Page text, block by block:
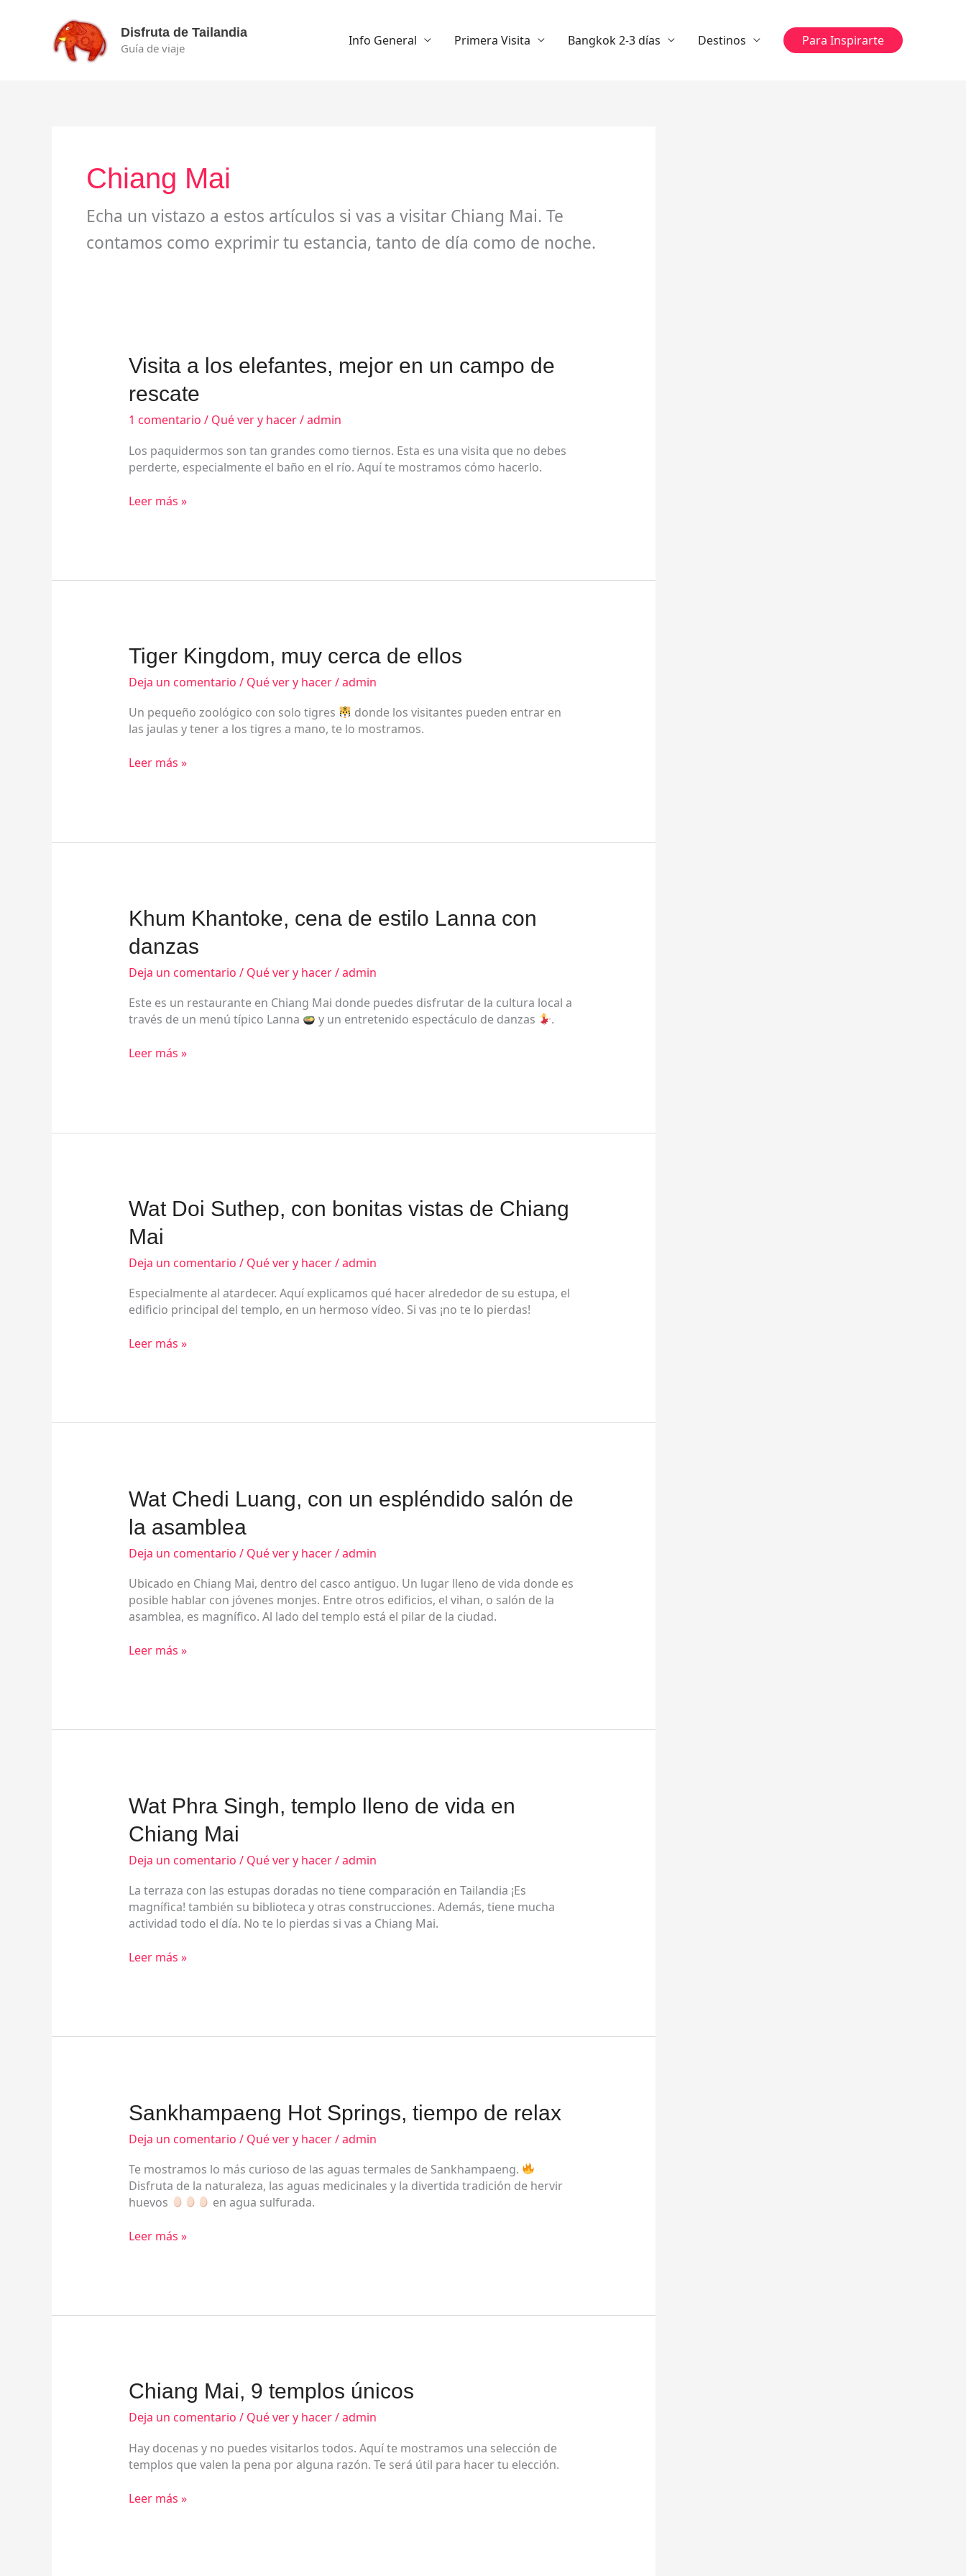
contenido
Disfruta de Tailandia
Guía de viaje
Info General Primera Visita Bangkok 2-3 días Destinos Para Inspirarte
Chiang Mai
Echa un vistazo a estos artículos si vas a visitar Chiang Mai. Te
contamos como exprimir tu estancia, tanto de día como de noche.
Visita a los elefantes, mejor en un campo de
rescate
1 comentario / Qué ver y hacer/admin
Los paquidermos son tan grandes como tiernos. Esta es una visita que no debes
perderte, especialmente el baño en el río. Aquí te mostramos cómo hacerlo.
Visita
a
los
mejor
un
campo
rescate
Leer más »
Tiger Kingdom, muy cerca de ellos
Deja un comentario / Qué ver y hacer/admin
Un pequeño zoológico con solo tigres
donde los visitantes pueden entrar en
las jaulas y tener a los tigres a mano, te lo mostramos.
Tiger
Kingdom,
muy
de
ellos
Leer más »
Khum Khantoke, cena de estilo Lanna con
danzas
Deja un comentario / Qué ver y hacer/admin
Este es un restaurante en Chiang Mai donde puedes disfrutar de la cultura local a
través de un menú típico Lanna
y un entretenido espectáculo de danzas .
Khum
Khantoke,
cena
estilo
con
danzas
Leer más »
Wat Doi Suthep, con bonitas vistas de Chiang
Mai
Deja un comentario / Qué ver y hacer/admin
Especialmente al atardecer. Aquí explicamos qué hacer alrededor de su estupa, el
edificio principal del templo, en un hermoso vídeo. Si vas ¡no te lo pierdas!
Wat
Doi
Suthep,
bonitas
de
Chiang
Leer más »
Wat Chedi Luang, con un espléndido salón de
la asamblea
Deja un comentario / Qué ver y hacer/admin
Ubicado en Chiang Mai, dentro del casco antiguo. Un lugar lleno de vida donde es
posible hablar con jóvenes monjes. Entre otros edificios, el vihan, o salón de la
asamblea, es magnífico. Al lado del templo está el pilar de la ciudad.
Wat
Chedi
Luang,
un
salón
de
la
Leer más »
Wat Phra Singh, templo lleno de vida en
Chiang Mai
Deja un comentario / Qué ver y hacer/admin
La terraza con las estupas doradas no tiene comparación en Tailandia ¡Es
magnífica! también su biblioteca y otras construcciones. Además, tiene mucha
actividad todo el día. No te lo pierdas si vas a Chiang Mai.
Wat
Phra
Singh,
lleno
vida
en
Chiang
Leer más »
Sankhampaeng Hot Springs, tiempo de relax
Deja un comentario / Qué ver y hacer/admin
Te mostramos lo más curioso de las aguas termales de Sankhampaeng.
Disfruta de la naturaleza, las aguas medicinales y la divertida tradición de hervir
huevos
en agua sulfurada.
Sankhampaeng
Hot
Springs,
de
relax
Leer más »
Chiang Mai, 9 templos únicos
Deja un comentario / Qué ver y hacer/admin
Hay docenas y no puedes visitarlos todos. Aquí te mostramos una selección de
templos que valen la pena por alguna razón. Te será útil para hacer tu elección.
Chiang
Mai,
9
únicos
Leer más »